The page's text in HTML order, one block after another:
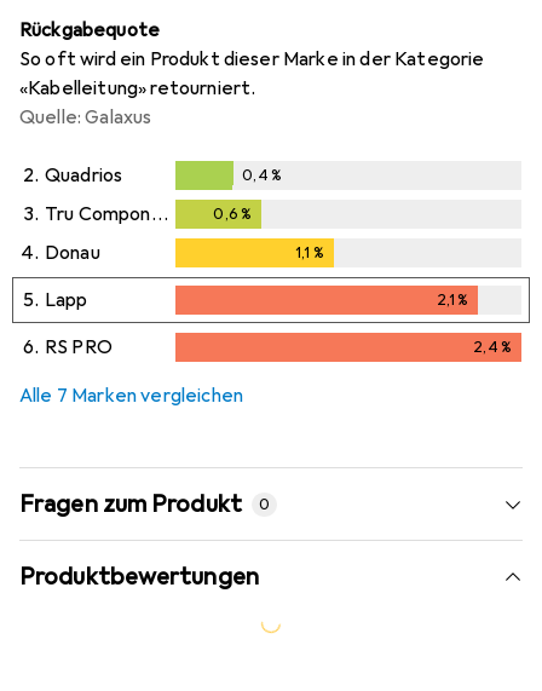
Rückgabequote
So oft wird ein Produkt dieser Marke in der Kategorie
«Kabelleitung» retourniert.
Quelle: Galaxus
2. Quadrios
0,4%
0,4%
3. Tru Components 0,6 %
4. Donau 1,1 %
5. Lapp 2,1%
2,1%
6. RS PRO 2,4%
Alle 7 Marken vergleichen
Fragen zum Produkt 0
Produktbewertungen